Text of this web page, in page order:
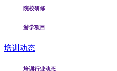
院校研修
游学项目
培训动态
培训行业动态